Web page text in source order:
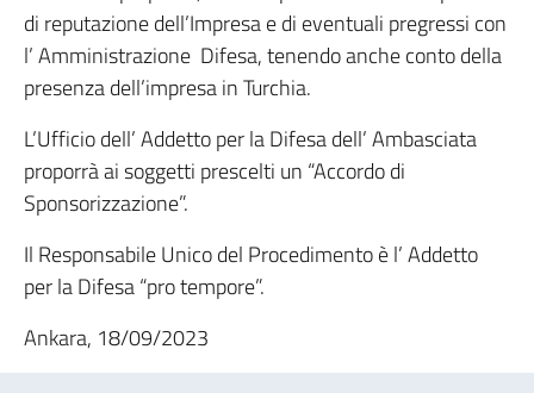
di reputazione dell’Impresa e di eventuali pregressi con
l’ Amministrazione Difesa, tenendo anche conto della
presenza dell’impresa in Turchia.
L’Ufficio dell’ Addetto per la Difesa dell’ Ambasciata
proporrà ai soggetti prescelti un “Accordo di
Sponsorizzazione”.
Il Responsabile Unico del Procedimento è l’ Addetto
per la Difesa “pro tempore”.
Ankara, 18/09/2023